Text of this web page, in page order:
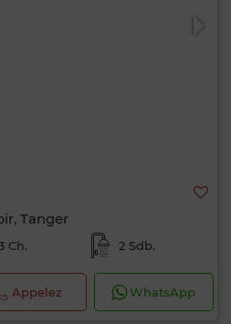
Tanger
Ch. 2 Sdb.
Appelez WhatsApp